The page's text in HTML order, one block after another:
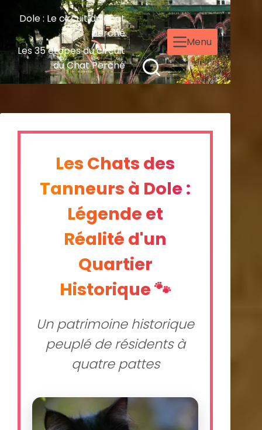
Dole : Le circuit du chat
perché
Les 35 étapes du circuit
du Chat Perché
Menu
Les Chats des
Tanneurs à Dole :
Légende et
Réalité d'un
Quartier
Historique 🐾
Un patrimoine historique
peuplé de résidents à
quatre pattes